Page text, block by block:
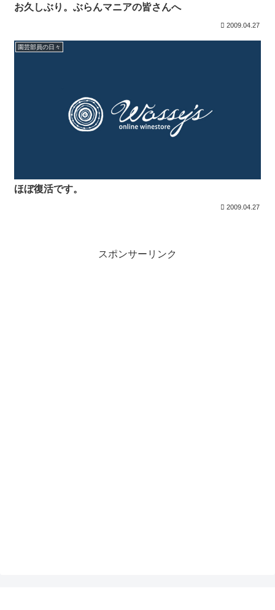
お久しぶり。ぶらんマニアの皆さんへ
2009.04.27
園芸部員の日々
ほぼ復活です。
2009.04.27
スポンサーリンク